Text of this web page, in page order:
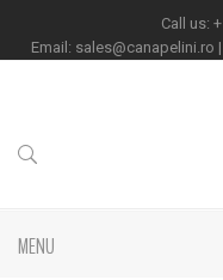
+
sales@canapelini.ro |
MENU